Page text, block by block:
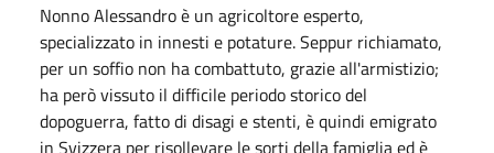
Nonno Alessandro è un agricoltore esperto,
specializzato in innesti e potature. Seppur richiamato,
per un soffio non ha combattuto, grazie all'armistizio;
ha però vissuto il difficile periodo storico del
dopoguerra, fatto di disagi e stenti, è quindi emigrato
in Svizzera per risollevare le sorti della famiglia ed è